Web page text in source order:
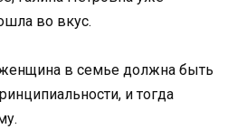
во вкус.
в семье должна быть
и тогда